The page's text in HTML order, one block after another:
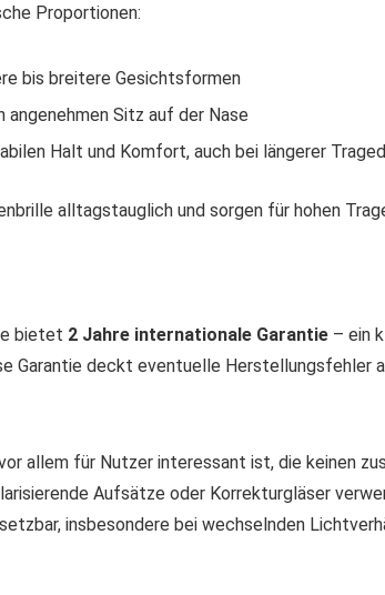
Proportionen:
bis breitere Gesichtsformen
Sitz auf der Nase
Halt und Komfort, auch bei längerer
alltagstauglich und sorgen für hohen
bietet 2 Jahre internationale Garantie – ein
Garantie deckt eventuelle Herstellungsfehler
allem für Nutzer interessant ist, die keinen
Aufsätze oder Korrekturgläser
insbesondere bei wechselnden